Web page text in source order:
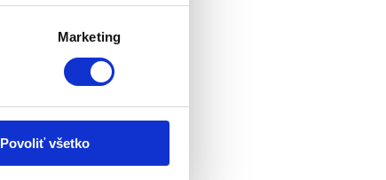
Marketing
Povoliť všetko